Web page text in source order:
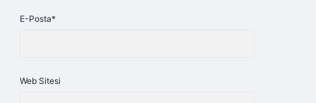
E-Posta*
Web Sitesi